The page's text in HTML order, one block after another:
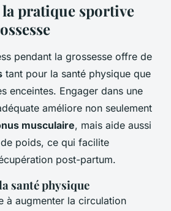
la pratique sportive
pendant la grossesse offre de
tant pour la santé physique que
enceintes. Engager dans une
améliore non seulement
musculaire, mais aide aussi
poids, ce qui facilite
post-partum.
santé physique
à augmenter la circulation